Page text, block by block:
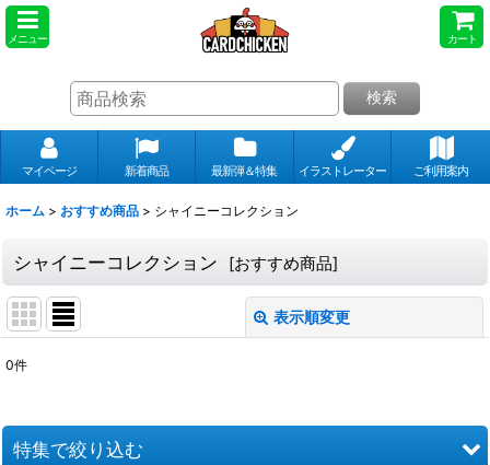
メニュー カート
検索
マイページ 新着商品 最新弾＆特集 イラストレーター ご利用案内
ホーム > おすすめ商品 > シャイニーコレクション
シャイニーコレクション [おすすめ商品]
表示順変更
表示数
並び順 :
0件
特集で絞り込む